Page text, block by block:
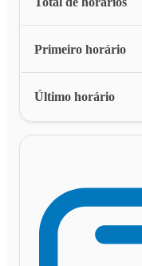
Primeiro horário
Último horário